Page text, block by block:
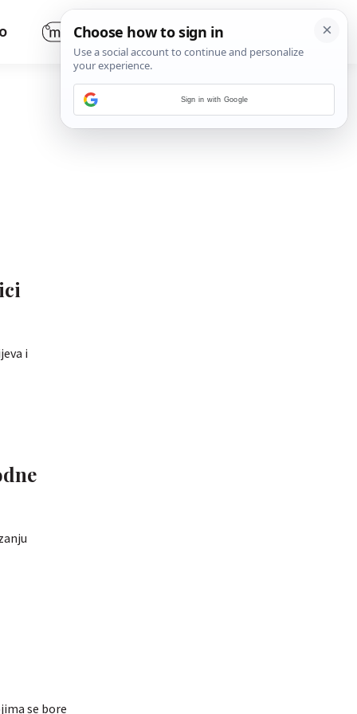
i
se bore
Sign in with Google